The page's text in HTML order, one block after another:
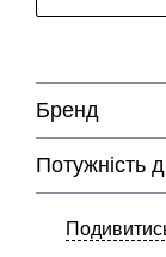
Бренд
Потужність